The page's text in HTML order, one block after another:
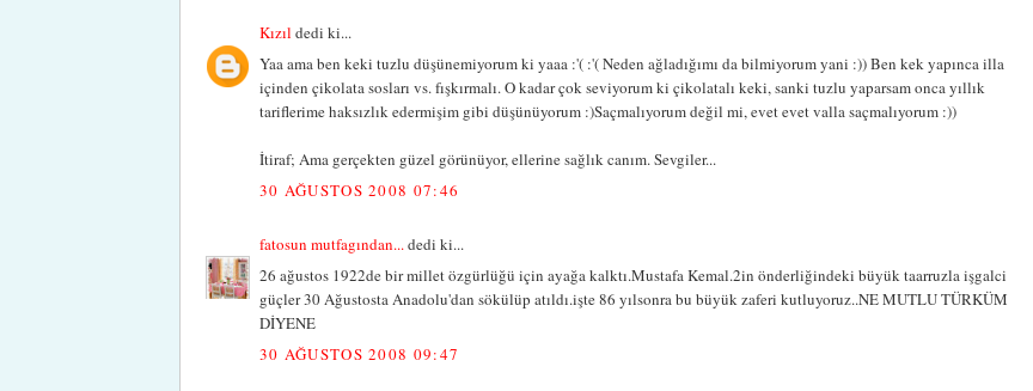
Kızıl dedi ki...
Yaa ama ben keki tuzlu düşünemiyorum ki yaaa :'( :'( Neden ağladığımı da bilmiyorum yani :)) Ben kek yapınca illa
içinden çikolata sosları vs. fışkırmalı. O kadar çok seviyorum ki çikolatalı keki, sanki tuzlu yaparsam onca yıllık
tariflerime haksızlık edermişim gibi düşünüyorum :)Saçmalıyorum değil mi, evet evet valla saçmalıyorum :))
İtiraf; Ama gerçekten güzel görünüyor, ellerine sağlık canım. Sevgiler...
30 AĞUSTOS 2008 07:46
fatosun mutfagından... dedi ki...
26 ağustos 1922de bir millet özgürlüğü için ayağa kalktı.Mustafa Kemal.2in önderliğindeki büyük taarruzla işgalci
güçler 30 Ağustosta Anadolu'dan sökülüp atıldı.işte 86 yılsonra bu büyük zaferi kutluyoruz..NE MUTLU TÜRKÜM
DİYENE
30 AĞUSTOS 2008 09:47